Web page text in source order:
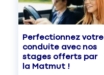
Perfectionnez votre
conduite avec nos
stages offerts par
la Matmut !